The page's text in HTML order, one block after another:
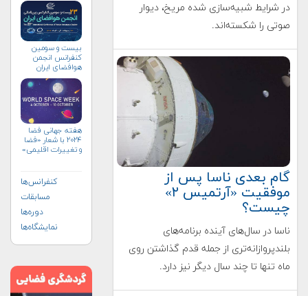
در شرایط شبیه‌سازی شده مریخ، دیوار
صوتی را شکسته‌اند.
گام بعدی ناسا پس از
موفقیت «آرتمیس ۲»
چیست؟
ناسا در سال‌های آینده برنامه‌های
بلندپروازانه‌تری از جمله قدم گذاشتن روی
ماه تنها تا چند سال دیگر نیز دارد.
بیست و سومین
کنفرانس انجمن
هوافضای ايران
هفته جهانی فضا
۲۰۲۴ با شعار «فضا
و تغییرات اقلیمی»
کنفرانس‌ها
مسابقات
دوره‌ها
نمایشگاه‌ها